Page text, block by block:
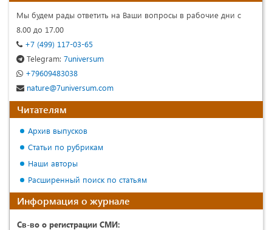
Мы будем рады ответить на Ваши вопросы в рабочие дни с
8.00 до 17.00
+7 (499) 117-03-65
Telegram: 7universum
+79609483038
nature@7universum.com
Читателям
Архив выпусков
Статьи по рубрикам
Наши авторы
Расширенный поиск по статьям
Информация о журнале
Св-во о регистрации СМИ: